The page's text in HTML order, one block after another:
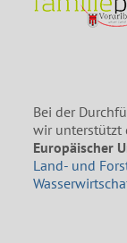
Bei der
wir unterstützt
Europäischer
Land- und